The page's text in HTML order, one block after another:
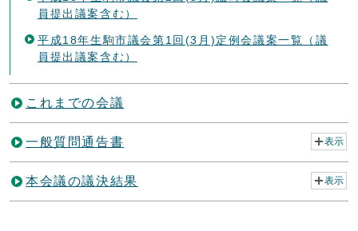
員提出議案含む）
平成18年生駒市議会第1回(3月)定例会議案一覧（議
員提出議案含む）
これまでの会議
一般質問通告書 表示
本会議の議決結果 表示